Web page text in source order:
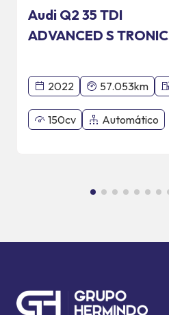
Audi Q2 35 TDI
ADVANCED S TRONIC
2022 57.053km
150cv Automático